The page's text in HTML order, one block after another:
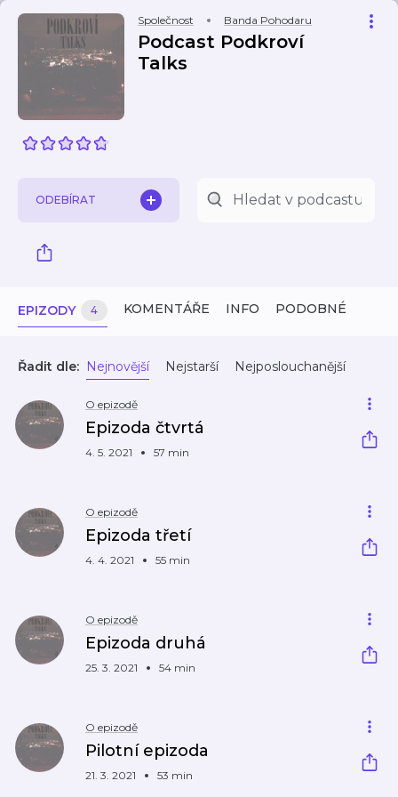
Společnost Banda Pohodaru
Podcast Podkroví
Talks
ODEBÍRAT
EPIZODY 4 KOMENTÁŘE INFO PODOBNÉ
Řadit dle: Nejnovější Nejstarší Nejposlouchanější
O epizodě
Epizoda čtvrtá
4. 5. 2021 57 min
O epizodě
Epizoda třetí
4. 4. 2021 55 min
O epizodě
Epizoda druhá
25. 3. 2021 54 min
O epizodě
Pilotní epizoda
21. 3. 2021 53 min